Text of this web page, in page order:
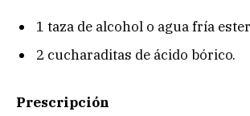
1 taza de alcohol o agua fría
2 cucharaditas de ácido bórico.
Prescripción